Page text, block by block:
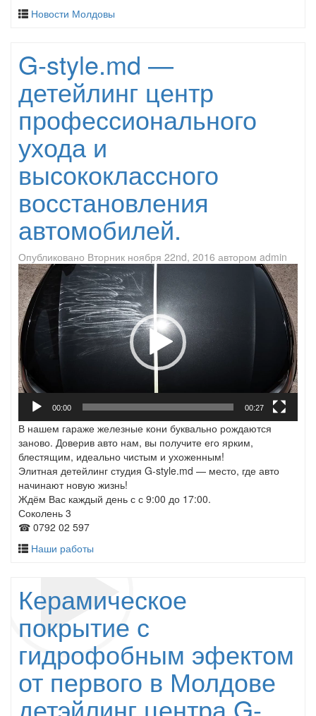
Новости Молдовы
G-style.md —
детейлинг центр
профессионального
ухода и
высококлассного
восстановления
автомобилей.
Опубликовано Вторник ноября 22nd, 2016 автором admin
Видеоплеер
00:00 00:27
В нашем гараже железные кони буквально рождаются
заново. Доверив авто нам, вы получите его ярким,
блестящим, идеально чистым и ухоженным!
Элитная детейлинг студия G-style.md — место, где авто
начинают новую жизнь!
Ждём Вас каждый день с с 9:00 до 17:00.
Соколень 3
☎ 0792 02 597
Наши работы
Керамическое
покрытие с
гидрофобным эфектом
от первого в Молдове
детэйлинг центра G-